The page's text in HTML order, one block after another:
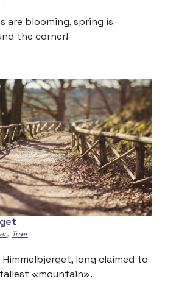
are blooming, spring is
the corner!
, Trær
long claimed to
tallest «mountain».